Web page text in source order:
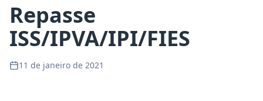
Repasse
ISS/IPVA/IPI/FIES
11 de janeiro de 2021